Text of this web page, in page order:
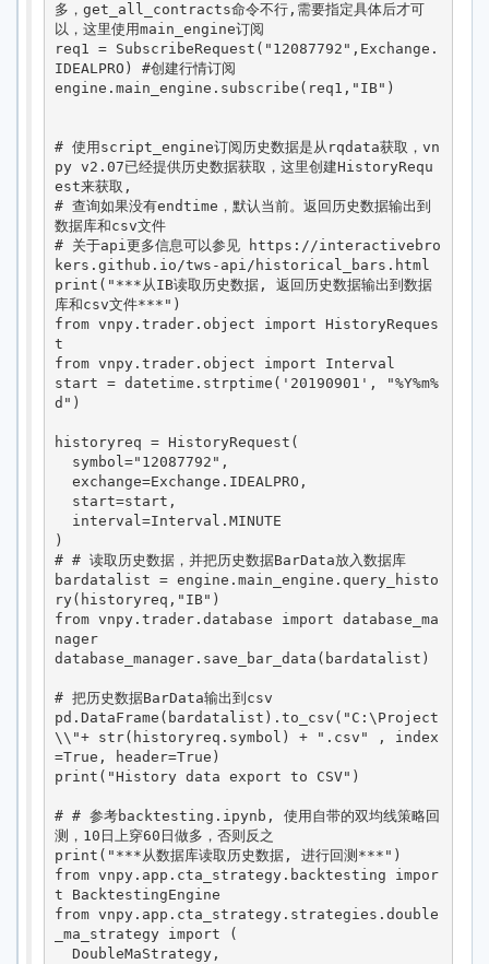
多，get_all_contracts命令不行,需要指定具体后才可
以，这里使用main_engine订阅
req1 = SubscribeRequest("12087792",Exchange.
IDEALPRO) #创建行情订阅
engine.main_engine.subscribe(req1,"IB")
# 使用script_engine订阅历史数据是从rqdata获取，vn
py v2.07已经提供历史数据获取，这里创建HistoryRequ
est来获取,
# 查询如果没有endtime，默认当前。返回历史数据输出到
数据库和csv文件
# 关于api更多信息可以参见 https://interactivebro
kers.github.io/tws-api/historical_bars.html
print("***从IB读取历史数据, 返回历史数据输出到数据
库和csv文件***")
from vnpy.trader.object import HistoryReques
t
from vnpy.trader.object import Interval
start = datetime.strptime('20190901', "%Y%m%
d")
historyreq = HistoryRequest(
)
# # 读取历史数据，并把历史数据BarData放入数据库
bardatalist = engine.main_engine.query_histo
ry(historyreq,"IB")
from vnpy.trader.database import database_ma
nager
database_manager.save_bar_data(bardatalist)
# 把历史数据BarData输出到csv
pd.DataFrame(bardatalist).to_csv("C:\Project
\\"+ str(historyreq.symbol) + ".csv" , index
=True, header=True)
print("History data export to CSV")
# # 参考backtesting.ipynb, 使用自带的双均线策略回
测，10日上穿60日做多，否则反之
print("***从数据库读取历史数据, 进行回测***")
from vnpy.app.cta_strategy.backtesting impor
t BacktestingEngine
from vnpy.app.cta_strategy.strategies.double
_ma_strategy import (